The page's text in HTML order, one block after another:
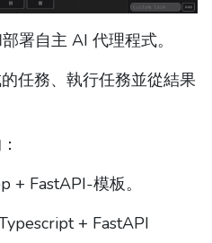
署自主 AI 代理程式。
任務、執行任務並從結果
+ FastAPI-模板。
+ FastAPI